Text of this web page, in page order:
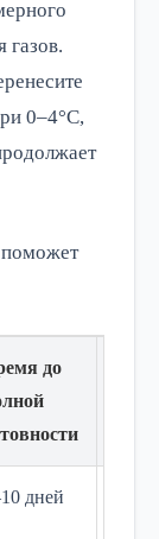
газов.
0–4°C,
поможет
до
дней